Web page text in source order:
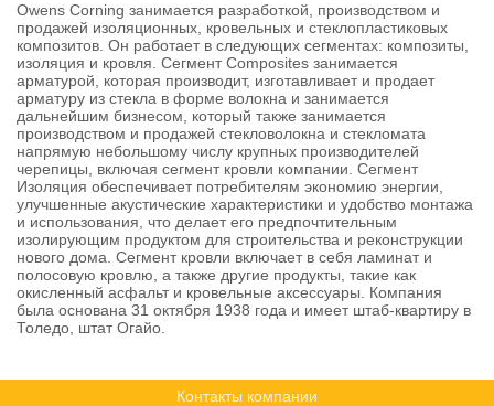
Owens Corning занимается разработкой, производством и
продажей изоляционных, кровельных и стеклопластиковых
композитов. Он работает в следующих сегментах: композиты,
изоляция и кровля. Сегмент Composites занимается
арматурой, которая производит, изготавливает и продает
арматуру из стекла в форме волокна и занимается
дальнейшим бизнесом, который также занимается
производством и продажей стекловолокна и стекломата
напрямую небольшому числу крупных производителей
черепицы, включая сегмент кровли компании. Сегмент
Изоляция обеспечивает потребителям экономию энергии,
улучшенные акустические характеристики и удобство монтажа
и использования, что делает его предпочтительным
изолирующим продуктом для строительства и реконструкции
нового дома. Сегмент кровли включает в себя ламинат и
полосовую кровлю, а также другие продукты, такие как
окисленный асфальт и кровельные аксессуары. Компания
была основана 31 октября 1938 года и имеет штаб-квартиру в
Толедо, штат Огайо.
Контакты компании